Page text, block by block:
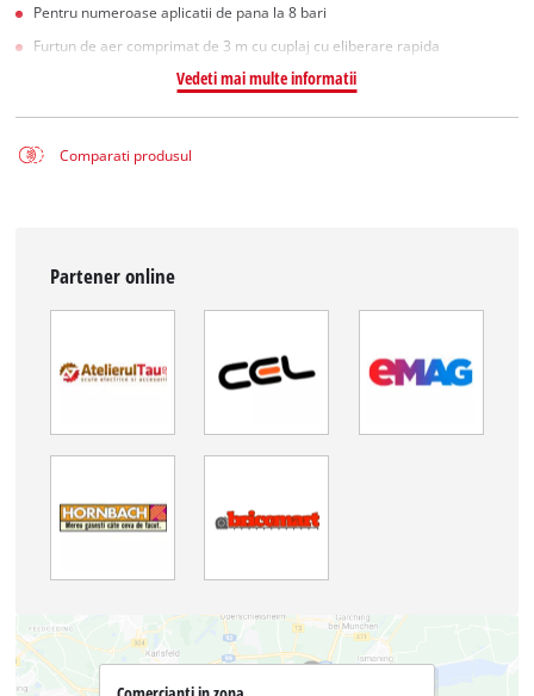
Pentru numeroase aplicatii de pana la 8 bari
Furtun de aer comprimat de 3 m cu cuplaj cu eliberare rapida
Vedeti mai multe informatii
Comparati produsul
Partener online